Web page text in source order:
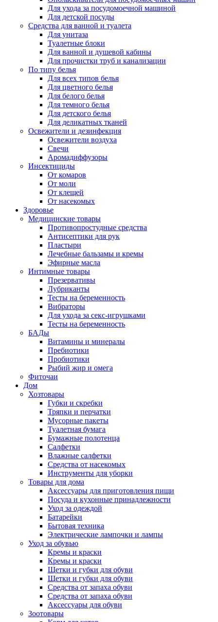
Для ухода за посудомоечной машиной
Для детской посуды
Средства для ванной и туалета
Для унитаза
Туалетные блоки
Для ванной и душевой кабины
Для прочистки труб и канализации
По типу белья
Для всех типов белья
Для цветного белья
Для белого белья
Для темного белья
Для детского белья
Для деликатных тканей
Освежители и дезинфекция
Освежители воздуха
Свечи
Аромадиффузоры
Инсектициды
От комаров
От моли
От клещей
От насекомых
Здоровье
Медицинские товары
Противопростудные средства
Антисептики для рук
Пластыри
Лечебные бальзамы и кремы
Эфирные масла
Интимные товары
Презервативы
Лубриканты
Тесты на беременность
Вибраторы
Для ухода за секс-игрушками
Тесты на беременность
БАДы
Витамины и минералы
Пребиотики
Пробиотики
Рыбий жир и омега
Фиточаи
Дом
Хозтовары
Губки и скребки
Тряпки и перчатки
Мусорные пакеты
Туалетная бумага
Бумажные полотенца
Салфетки
Влажные салфетки
Средства от насекомых
Инструменты для уборки
Товары для дома
Аксессуары для приготовления пищи
Посуда и кухонные принадлежности
Уход за одеждой
Батарейки
Бытовая техника
Электрические лампочки и лампы
Уход за обувью
Кремы и краски
Кремы и краски
Щетки и губки для обуви
Щетки и губки для обуви
Средства от запаха обуви
Средства от запаха обуви
Аксессуары для обуви
Зоотовары